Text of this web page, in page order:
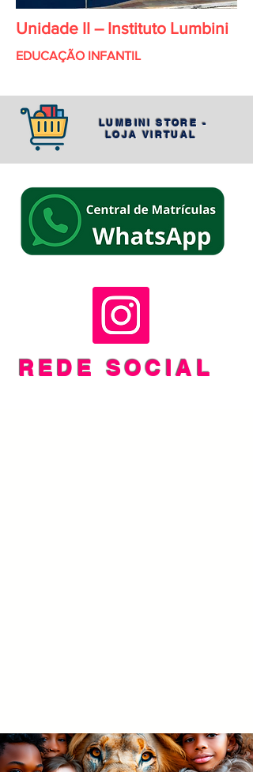
Unidade II – Instituto Lumbini
EDUCAÇÃO INFANTIL
LUMBINI STORE -
LOJA VIRTUAL
REDE SOCIAL